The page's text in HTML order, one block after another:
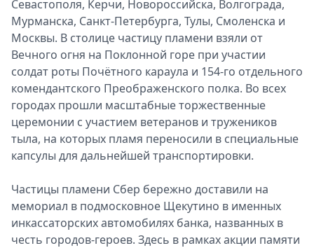
Севастополя, Керчи, Новороссийска, Волгограда,
Мурманска, Санкт-Петербурга, Тулы, Смоленска и
Москвы. В столице частицу пламени взяли от
Вечного огня на Поклонной горе при участии
солдат роты Почётного караула и 154-го отдельного
комендантского Преображенского полка. Во всех
городах прошли масштабные торжественные
церемонии с участием ветеранов и тружеников
тыла, на которых пламя переносили в специальные
капсулы для дальнейшей транспортировки.
Частицы пламени Сбер бережно доставили на
мемориал в подмосковное Щекутино в именных
инкассаторских автомобилях банка, названных в
честь городов-героев. Здесь в рамках акции памяти